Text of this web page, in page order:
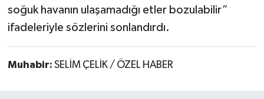
soğuk havanın ulaşamadığı etler bozulabilir”
ifadeleriyle sözlerini sonlandırdı.
Muhabir: SELİM ÇELİK / ÖZEL HABER